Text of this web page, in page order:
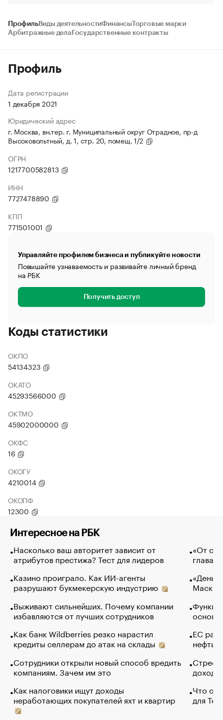
ПрофильВиды деятельностиФинансыТорговые марки
Арбитражные дела Государственные контракты
Профиль
Дата регистрации
1 декабря 2021
Юридический адрес
г. Москва, вн.тер. г. Муниципальный округ Отрадное, пр-д
Высоковольтный, д. 1, стр. 20, помещ. 1/2
ОГРН
1217700582813
ИНН
7727478890
КПП
771501001
Управляйте профилем бизнеса и публикуйте новости
Повышайте узнаваемость и развивайте личный бренд
на РБК
Получить доступ
Коды статистики
ОКПО
54134323
ОКАТО
45293566000
ОКТМО
45902000000
ОКФС
16
ОКОГУ
4210014
ОКОПФ
12300
Интересное на РБК
Насколько ваш авторитет зависит от
атрибутов престижа? Тест для лидеров
Казино проиграло. Как ИИ-агенты
разрушают букмекерскую индустрию
Выживают сильнейших. Почему компании
избавляются от лучших сотрудников
Как банк Wildberries резко нарастил
кредиты селлерам до атак на склады
Сотрудники открыли новый способ вредить
компаниям. Зачем им это
Как налоговики ищут доходы
неработающих покупателей яхт и квартир
«От
глава
Маск в
основ
ЕС
нефти
Что
для